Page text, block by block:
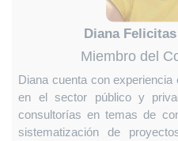
Diana
Miembro del
Diana cuenta con
en el sector público y
consultorías en temas de
sistematización de